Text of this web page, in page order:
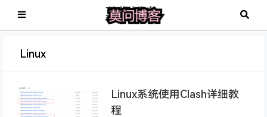
Linux
Linux系统使用Clash详细教
程